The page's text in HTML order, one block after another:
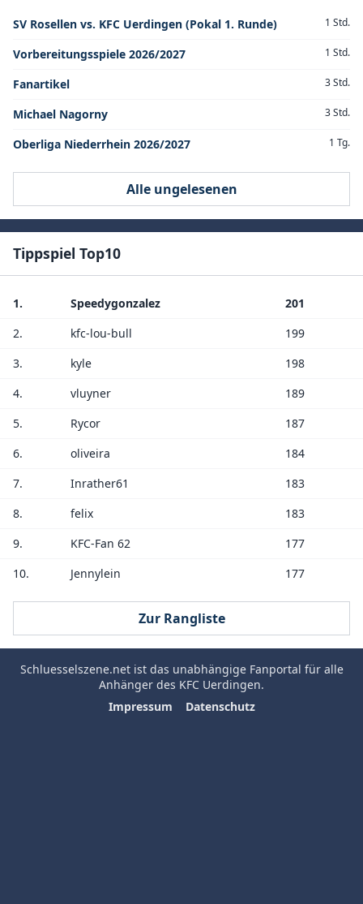
SV Rosellen vs. KFC Uerdingen (Pokal 1. Runde) 1 Std.
Vorbereitungsspiele 2026/2027 1 Std.
Fanartikel 3 Std.
Michael Nagorny 3 Std.
Oberliga Niederrhein 2026/2027 1 Tg.
Alle ungelesenen
Tippspiel Top10
1. Speedygonzalez
201
2.
kfc-lou-bull
199
3.
kyle
198
4.
vluyner
189
5.
Rycor
187
6.
oliveira
184
7.
Inrather61
183
8.
felix
183
9.
KFC-Fan 62
177
10.
Jennylein 177
Zur Rangliste
Schluesselszene.netist das unabhängige Fanportal für alle
Anhänger des KFC Uerdingen.
Impressum
Datenschutz